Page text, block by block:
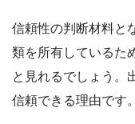
信頼性の判断材料と
類を所有しているた
と見れるでしょう。
信頼できる理由です。